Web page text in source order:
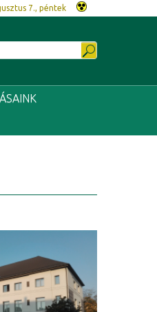
7., péntek